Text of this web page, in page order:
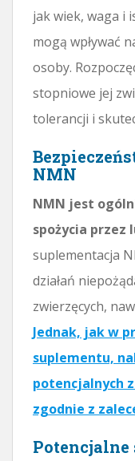
jak wiek, waga i
mogą wpływać
osoby.
stopniowe jej
tolerancji i
NMN
NMN jest
spożycia przez
suplementacja
działań
zwierzęcych,
Jednak, jak w
suplementu,
potencjalnych
zgodnie z